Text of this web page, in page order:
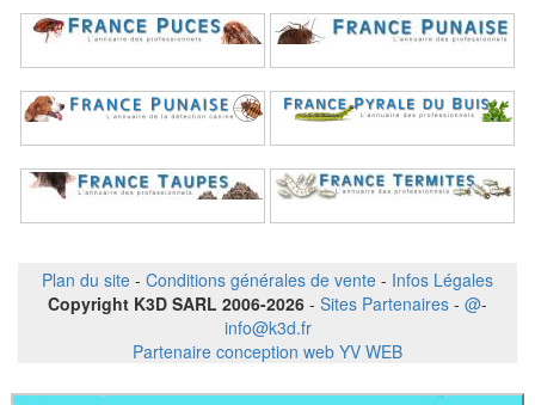
Plan du site - Conditions générales de vente - Infos Légales
Copyright K3D SARL 2006-2026 - Sites Partenaires - @-
info@k3d.fr
Partenaire conception web YV WEB